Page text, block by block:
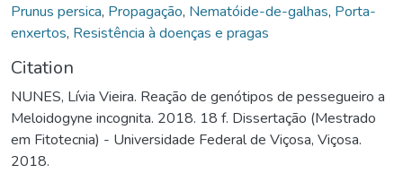
Prunus persica, Propagação, Nematóide-de-galhas, Porta-
enxertos, Resistência à doenças e pragas
Citation
NUNES, Lívia Vieira. Reação de genótipos de pessegueiro a
Meloidogyne incognita. 2018. 18 f. Dissertação (Mestrado
em Fitotecnia) - Universidade Federal de Viçosa, Viçosa.
2018.